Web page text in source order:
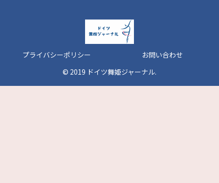
プライバシーポリシー
お問い合わせ
© 2019 ドイツ舞姫ジャーナル.